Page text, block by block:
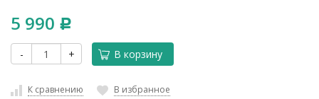
5 990 Р
- + В корзину
К сравнению В избранное